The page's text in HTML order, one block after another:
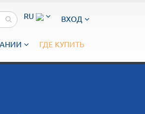
RU ВХОД
ГДЕ КУПИТЬ